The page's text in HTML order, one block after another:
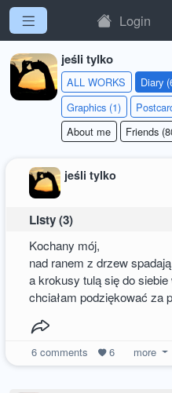
Login
jeśli tylko
ALL WORKS Diary
Graphics (1)
About me
Friends
jeśli tylko
Listy (3)
Kochany mój,
nad ranem z drzew
a krokusy tulą się do
chciałam podziękować za
6comments 6 more